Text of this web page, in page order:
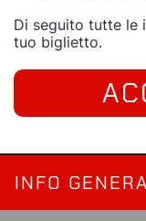
Di seguito tutte le
tuo biglietto.
INFO